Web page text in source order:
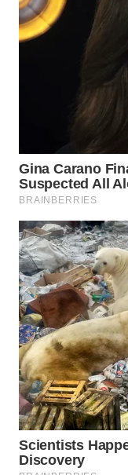
WN
BINJAI
INDRAMAYU
WN
WN
MAJALENGKA
WN
SUBANG
WN
SUKABUMI
WN
PURWAKARTA